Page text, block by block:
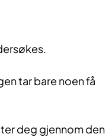
tar bare noen få
deg gjennom den